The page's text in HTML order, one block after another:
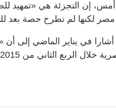
إن التجزئة هي «تمهيد
لكنها لم تطرح حصة بعد
في يناير الماضي إلى أن